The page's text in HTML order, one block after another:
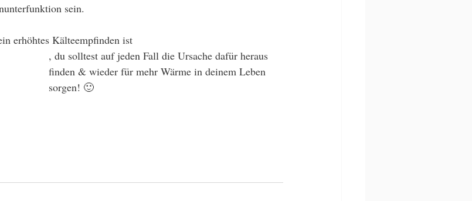
sein.
erhöhtes Kälteempfinden ist
, du solltest auf jeden Fall die Ursache dafür heraus
finden & wieder für mehr Wärme in deinem Leben
sorgen! 🙂